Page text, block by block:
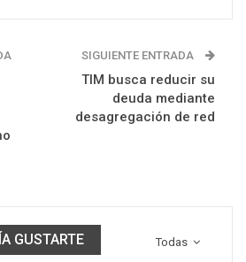
SIGUIENTE ENTRADA
TIM busca reducir su
deuda mediante
desagregación de red
Todas
GUSTARTE